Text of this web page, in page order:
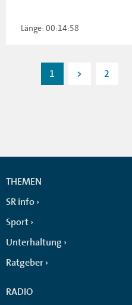
Länge: 00:14:58
1 > 2
THEMEN
SR info
Sport
Unterhaltung
Ratgeber
RADIO